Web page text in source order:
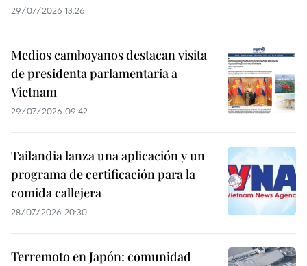
29/07/2026 13:26
Medios camboyanos destacan visita
de presidenta parlamentaria a
Vietnam
29/07/2026 09:42
Tailandia lanza una aplicación y un
programa de certificación para la
comida callejera
28/07/2026 20:30
Terremoto en Japón: comunidad